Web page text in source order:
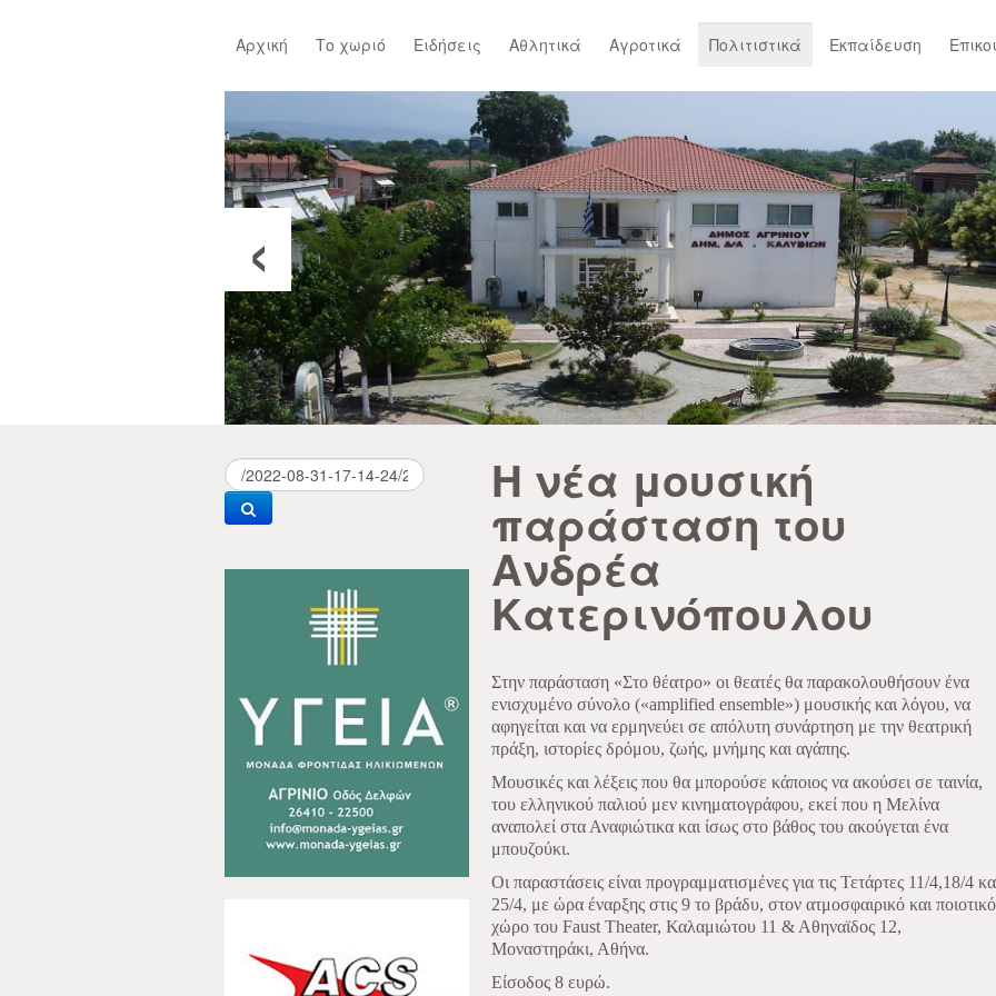
Αρχική Το χωριό Ειδήσεις Αθλητικά Αγροτικά Πολιτιστικά Εκπαίδευση
‹
Η νέα μουσική
παράσταση του
Ανδρέα
Κατερινόπουλου
Στην παράσταση «Στο θέατρο» οι θεατές θα παρακολουθήσουν ένα
ενισχυμένο σύνολο («amplified ensemble») μουσικής και λόγου, να
αφηγείται και να ερμηνεύει σε απόλυτη συνάρτηση με την θεατρική
πράξη, ιστορίες δρόμου, ζωής, μνήμης και αγάπης.
Μουσικές και λέξεις που θα μπορούσε κάποιος να ακούσει σε ταινία,
του ελληνικού παλιού μεν κινηματογράφου, εκεί που η Μελίνα
αναπολεί στα Αναφιώτικα και ίσως στο βάθος του ακούγεται ένα
μπουζούκι.
Οι παραστάσεις είναι προγραμματισμένες για τις Τετάρτες 11/4,18/4
25/4, με ώρα έναρξης στις 9 το βράδυ, στον ατμοσφαιρικό και ποιοτικό
χώρο του Faust Theater, Καλαμιώτου 11 & Αθηναϊδος 12,
Μοναστηράκι, Αθήνα.
Είσοδος 8 ευρώ.